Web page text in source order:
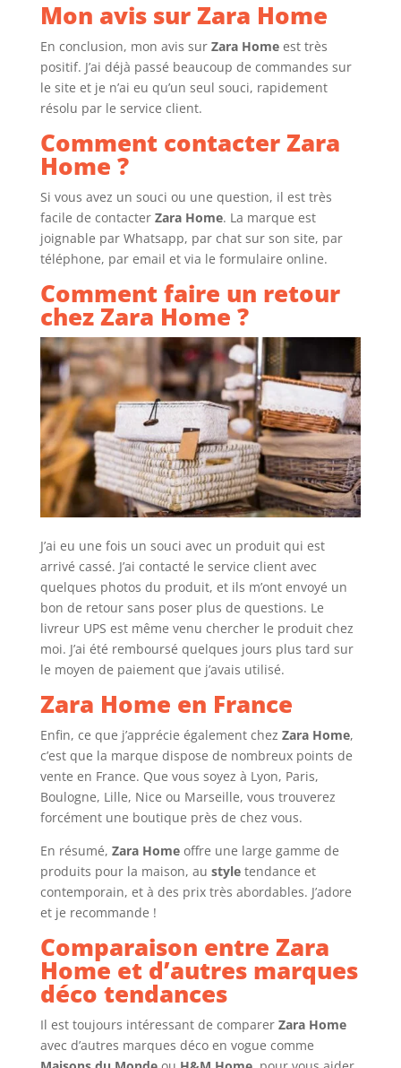
Mon avis sur Zara Home
En conclusion, mon avis sur Zara Homeest très
positif. J’ai déjà passé beaucoup de commandes sur
le site et je n’ai eu qu’un seul souci, rapidement
résolu par le service client.
Comment contacter Zara
Home ?
Si vous avez un souci ou une question, il est très
facile de contacter Zara Home. La marque est
joignable par Whatsapp, par chat sur son site, par
téléphone, par email et via le formulaire online.
Comment faire un retour
chez Zara Home ?
J’ai eu une fois un souci avec un produit qui est
arrivé cassé. J’ai contacté le service client avec
quelques photos du produit, et ils m’ont envoyé un
bon de retour sans poser plus de questions. Le
livreur UPS est même venu chercher le produit chez
moi. J’ai été remboursé quelques jours plus tard sur
le moyen de paiement que j’avais utilisé.
Zara Home en France
Enfin, ce que j’apprécie également chez Zara Home,
c’est que la marque dispose de nombreux points de
vente en France. Que vous soyez à Lyon, Paris,
Boulogne, Lille, Nice ou Marseille, vous trouverez
forcément une boutique près de chez vous.
En résumé, Zara Homeoffre une large gamme de
produits pour la maison, au styletendance et
contemporain, et à des prix très abordables. J’adore
et je recommande !
Comparaison entre Zara
Home et d’autres marques
déco tendances
Il est toujours intéressant de comparer Zara Home
avec d’autres marques déco en vogue comme